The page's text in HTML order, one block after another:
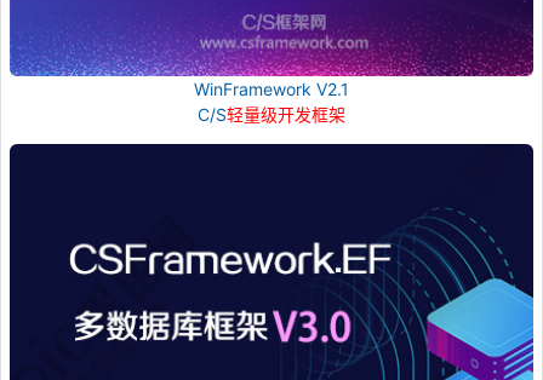
WinFramework V2.1
C/S轻量级开发框架